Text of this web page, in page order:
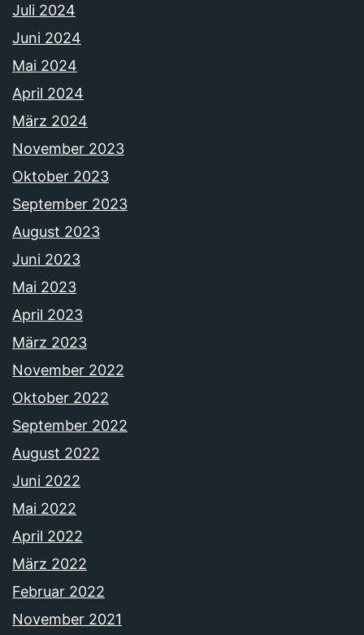
Juli 2024
Juni 2024
Mai 2024
April 2024
März 2024
November 2023
Oktober 2023
September 2023
August 2023
Juni 2023
Mai 2023
April 2023
März 2023
November 2022
Oktober 2022
September 2022
August 2022
Juni 2022
Mai 2022
April 2022
März 2022
Februar 2022
November 2021